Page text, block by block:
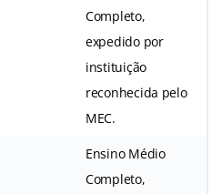
Completo,
expedido por
instituição
reconhecida pelo
MEC.
Ensino Médio
Completo,